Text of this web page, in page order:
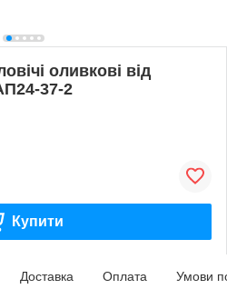
оливкові від
37-2
Купити
Доставка Оплата Умови